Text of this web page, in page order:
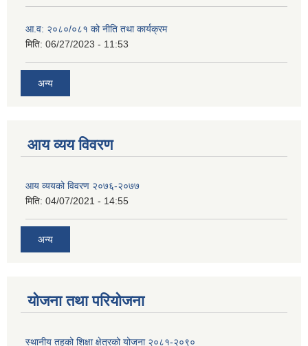
आ.व: २०८०/०८१ को नीति तथा कार्यक्रम
मिति: 06/27/2023 - 11:53
अन्य
आय व्यय विवरण
आय व्ययको विवरण २०७६-२०७७
मिति: 04/07/2021 - 14:55
अन्य
योजना तथा परियोजना
स्थानीय तहको शिक्षा क्षेत्रको योजना २०८१-२०९०